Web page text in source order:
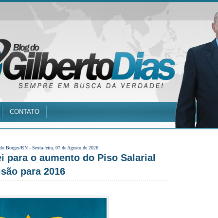
CONTATO
Borges/RN - Sexta-feira, 07 de Agosto de 2026
para o aumento do Piso Salarial
para 2016